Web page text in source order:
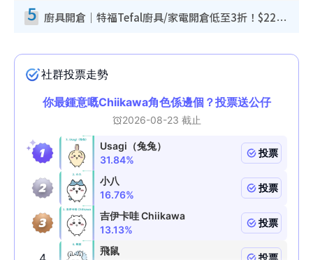
5 廚具開倉｜特福Tefal廚具/家電開倉低至3折！$220起買平底鍋/炒鑊/湯煲！電飯煲/吸塵機/燙斗$418起